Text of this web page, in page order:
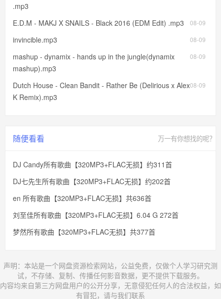
.mp3
08-09
E.D.M - MAKJ X SNAILS - Black 2016 (EDM Edit) .mp3
08-09
invincible.mp3
08-09
mashup - dynamix - hands up in the jungle(dynamix
mashup).mp3
08-09
Dutch House - Clean Bandit - Rather Be (Delirious x Alex
K Remix).mp3
随便看看 万一有你想找的呢？
DJ Candy所有歌曲【320MP3+FLAC无损】约311首
DJ七先生所有歌曲【320MP3+FLAC无损】约202首
en 所有歌曲【320MP3+FLAC无损】共636首
刘至佳所有歌曲【320MP3+FLAC无损】6.04 G 272首
梦然所有歌曲【320MP3+FLAC无损】共377首
声明：本站是一个网盘资源检索网站，公益免费，仅做个人学习研究测
试，不存储、复制、传播任何影音数据，更不提供下载服务。
内容均来自第三方网盘用户的公开分享，无意侵犯任何人的合法权益，如
有冒犯，请与我们联系